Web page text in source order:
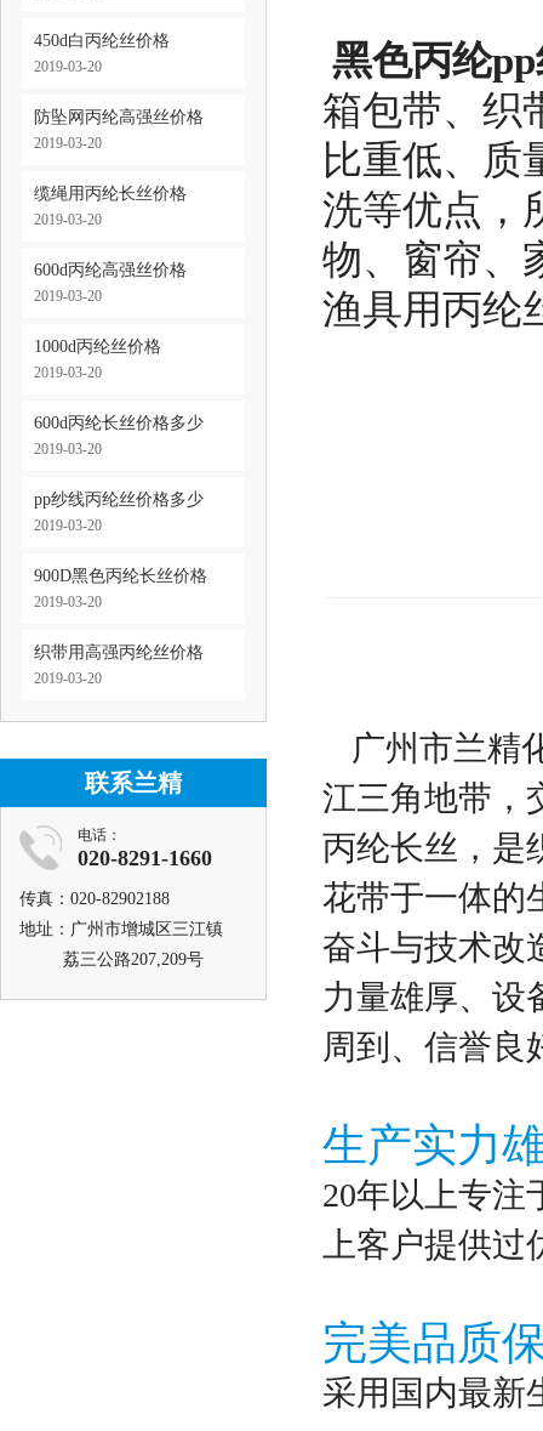
450d白丙纶丝价格
2019-03-20
防坠网丙纶高强丝价格
2019-03-20
缆绳用丙纶长丝价格
2019-03-20
600d丙纶高强丝价格
2019-03-20
1000d丙纶丝价格
2019-03-20
600d丙纶长丝价格多少
2019-03-20
pp纱线丙纶丝价格多少
2019-03-20
900D黑色丙纶长丝价格
2019-03-20
织带用高强丙纶丝价格
2019-03-20
联系兰精
电话：
020-8291-1660
传真：020-82902188
地址：广州市增城区三江镇
荔三公路207,209号
黑色丙纶
箱包带、织
比重低、质
洗等优点，
物、窗帘、
渔具用丙纶
广州市兰精
江三角地带，
丙纶长丝，是
花带于一体的
奋斗与技术改
力量雄厚、设
周到、信誉良
生产实力
20年以上专注
上客户提供
完美品质
采用国内最新